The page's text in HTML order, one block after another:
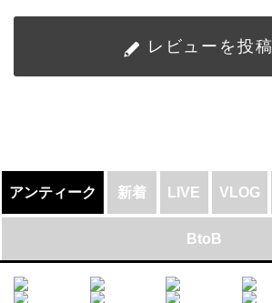
レビューを投稿
アンティーク 新着 LIVE VLOG
BtoB